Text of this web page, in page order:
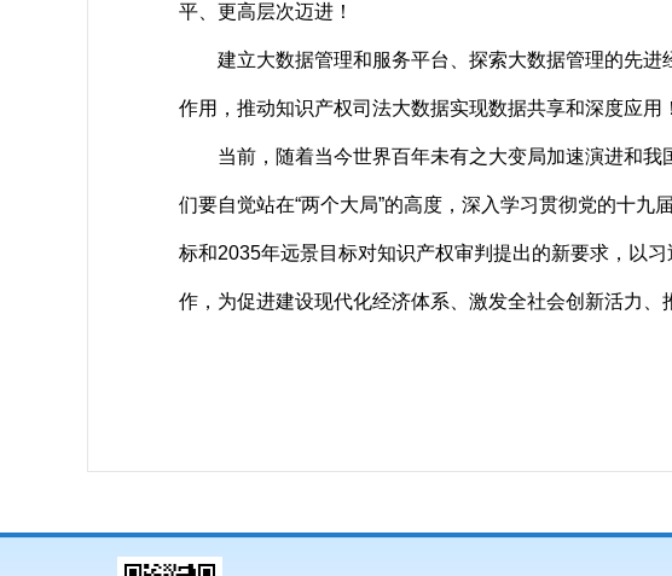
平、更高层次迈进！
建立大数据管理和服务平台、探索大数据管理的先进
作用，推动知识产权司法大数据实现数据共享和深度应用！
当前，随着当今世界百年未有之大变局加速演进和我
们要自觉站在“两个大局”的高度，深入学习贯彻党的十九
标和2035年远景目标对知识产权审判提出的新要求，以
作，为促进建设现代化经济体系、激发全社会创新活力、